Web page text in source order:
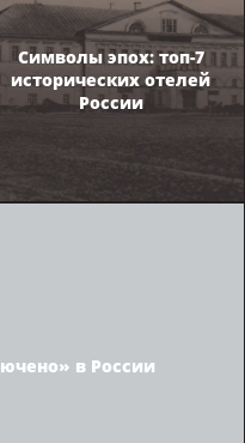
Символы эпох: топ-7
исторических отелей
России
в России